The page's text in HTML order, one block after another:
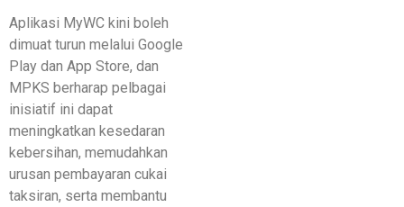
Aplikasi MyWC kini boleh
dimuat turun melalui Google
Play dan App Store, dan
MPKS berharap pelbagai
inisiatif ini dapat
meningkatkan kesedaran
kebersihan, memudahkan
urusan pembayaran cukai
taksiran, serta membantu